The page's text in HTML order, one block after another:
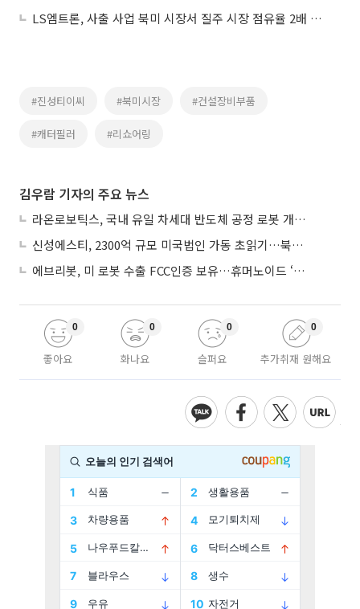
LS엠트론, 사출 사업 북미 시장서 질주 시장 점유율 2배 성장
#진성티이씨 #북미시장 #건설장비부품
#캐터필러 #리쇼어링
김우람 기자의 주요 뉴스
라온로보틱스, 국내 유일 차세대 반도체 공정 로봇 개발 ‘고객사 테스트 진행’
신성에스티, 2300억 규모 미국법인 가동 초읽기…북미 ESS 공략 본격화
에브리봇, 미 로봇 수출 FCC인증 보유…휴머노이드 ‘AI 두뇌’ 탑재 속도
좋아요
0
화나요
0
슬퍼요
0
추가취재 원해요
0